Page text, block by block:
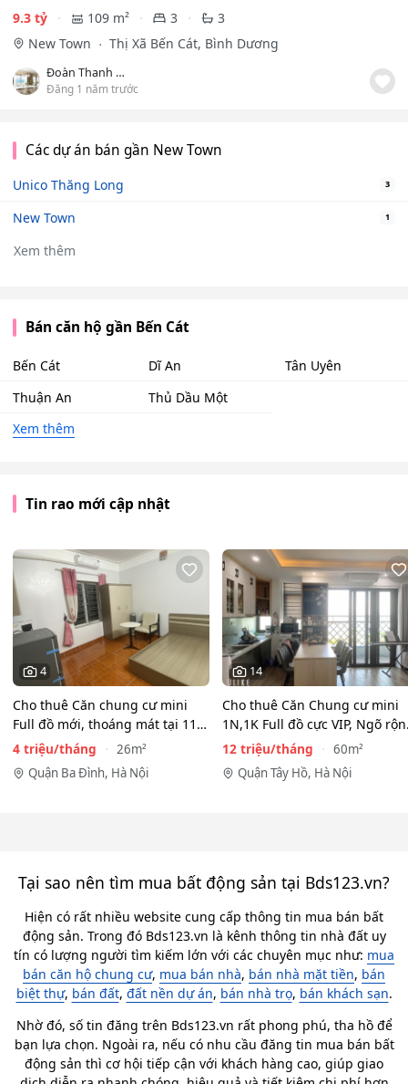
9.3 tỷ
109 m² 3
3
New Town
Thị Xã Bến Cát, Bình Dương
Đoàn Thanh Thuỷ
Đăng 1 năm trước
Các dự án bán gần New Town
Unico Thăng Long 3
New Town 1
Xem thêm
Bán căn hộ gần Bến Cát
Bến Cát Dĩ An
Tân Uyên
Thuận An
Thủ Dầu Một
Xem thêm
Tin rao mới cập nhật
4
Cho thuê Căn chung cư mini
Full đồ mới, thoáng mát tại 116
Phan Kế Bính, Ba…
4 triệu/tháng
26m²
Quận Ba Đình, Hà Nội
14
Cho thuê Căn Chung cư mini
1N,1K Full đồ cực VIP, Ngõ
View toàn mặt hồ…
12 triệu/tháng
60m²
Quận Tây Hồ, Hà Nội
Tại sao nên tìm mua bất động sản tại Bds123.vn?
Hiện có rất nhiều website cung cấp thông tin mua bán bất
động sản. Trong đó Bds123.vn là kênh thông tin nhà đất uy
tín có lượng người tìm kiếm lớn với các chuyên mục như: mua
bán căn hộ chung cư, mua bán nhà, bán nhà mặt tiền, bán
biệt thự, bán đất, đất nền dự án, bán nhà trọ, bán khách sạn.
Nhờ đó, số tin đăng trên Bds123.vn rất phong phú, tha hồ để
bạn lựa chọn. Ngoài ra, nếu có nhu cầu đăng tin mua bán bất
động sản thì cơ hội tiếp cận với khách hàng cao, giúp giao